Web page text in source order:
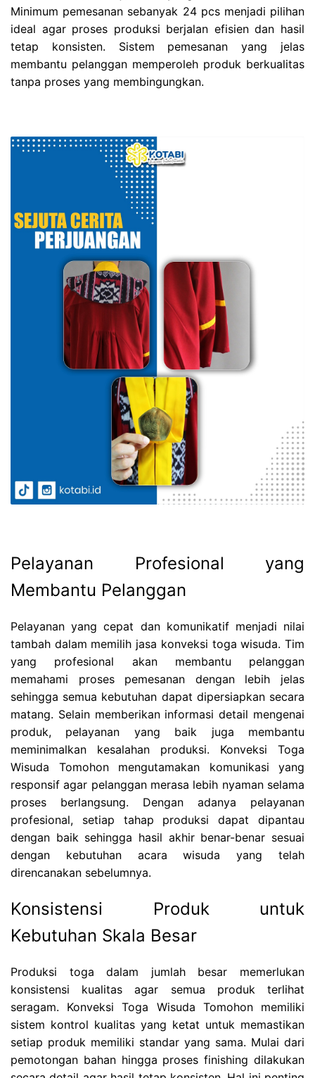
Minimum pemesanan sebanyak 24 pcs menjadi pilihan
ideal agar proses produksi berjalan efisien dan hasil
tetap konsisten. Sistem pemesanan yang jelas
membantu pelanggan memperoleh produk berkualitas
tanpa proses yang membingungkan.
Pelayanan Profesional yang
Membantu Pelanggan
Pelayanan yang cepat dan komunikatif menjadi nilai
tambah dalam memilih jasa konveksi toga wisuda. Tim
yang profesional akan membantu pelanggan
memahami proses pemesanan dengan lebih jelas
sehingga semua kebutuhan dapat dipersiapkan secara
matang. Selain memberikan informasi detail mengenai
produk, pelayanan yang baik juga membantu
meminimalkan kesalahan produksi. Konveksi Toga
Wisuda Tomohon mengutamakan komunikasi yang
responsif agar pelanggan merasa lebih nyaman selama
proses berlangsung. Dengan adanya pelayanan
profesional, setiap tahap produksi dapat dipantau
dengan baik sehingga hasil akhir benar-benar sesuai
dengan kebutuhan acara wisuda yang telah
direncanakan sebelumnya.
Konsistensi Produk untuk
Kebutuhan Skala Besar
Produksi toga dalam jumlah besar memerlukan
konsistensi kualitas agar semua produk terlihat
seragam. Konveksi Toga Wisuda Tomohon memiliki
sistem kontrol kualitas yang ketat untuk memastikan
setiap produk memiliki standar yang sama. Mulai dari
pemotongan bahan hingga proses finishing dilakukan